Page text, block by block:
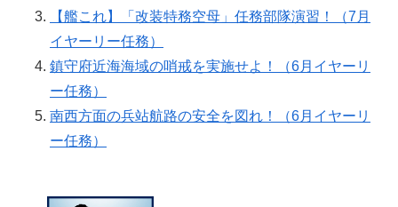
【艦これ】「改装特務空母」任務部隊演習！（7月
イヤーリー任務）
鎮守府近海海域の哨戒を実施せよ！（6月イヤーリ
ー任務）
南西方面の兵站航路の安全を図れ！（6月イヤーリ
ー任務）